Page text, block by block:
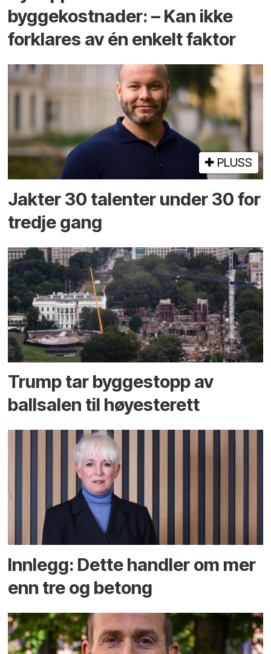
byggekostnader: – Kan ikke
forklares av én enkelt faktor
PLUSS
Jakter 30 talenter under 30 for
tredje gang
Trump tar byggestopp av
ballsalen til høyesterett
Innlegg: Dette handler om mer
enn tre og betong